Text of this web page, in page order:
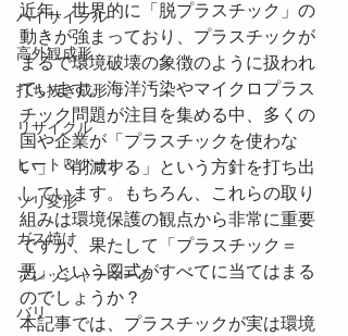
ハイサイクル
高外観成形
打ち抜き成形
リサイクル
ヒート＆クール
ソリ変形
ガス焼け
プレッシャーマーク
バリ
近年、世界的に「脱プラスチック」の
動きが強まっており、プラスチックが
まるで環境破壊の象徴のように扱われ
ています。海洋汚染やマイクロプラス
チック問題が注目を集める中、多くの
国や企業が「プラスチックを使わな
い」「削減する」という方針を打ち出
しています。もちろん、これらの取り
組みは環境保護の観点から非常に重要
ですが、果たして「プラスチック＝
悪」という図式がすべてに当てはまる
のでしょうか？
本記事では、プラスチックが実は環境